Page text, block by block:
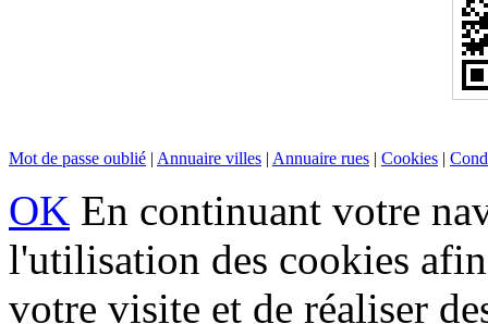
Mot de passe oublié | Annuaire villes | Annuaire rues | Cookies |
OK En continuant votre
l'utilisation des cookies
votre visite et de réaliser